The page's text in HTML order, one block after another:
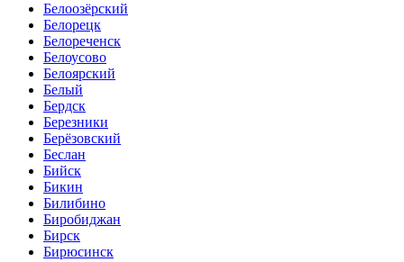
Белоозёрский
Белорецк
Белореченск
Белоусово
Белоярский
Белый
Бердск
Березники
Берёзовский
Беслан
Бийск
Бикин
Билибино
Биробиджан
Бирск
Бирюсинск